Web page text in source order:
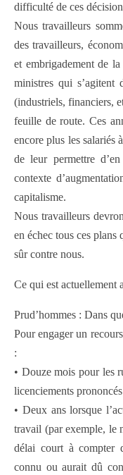
difficulté de ces
Nous travailleurs
des travailleurs,
et embrigadement de
ministres qui s’agitent
(industriels, financiers,
feuille de route. Ces
encore plus les salariés
de leur permettre
contexte
capitalisme.
Nous travailleurs
en échec tous ces plans
sûr contre nous.
Ce qui est actuellement
Prud’hommes : Dans
Pour engager un
:
• Douze mois pour les
licenciements
• Deux ans lorsque
travail (par exemple, le
délai court à compter
connu ou aurait dû